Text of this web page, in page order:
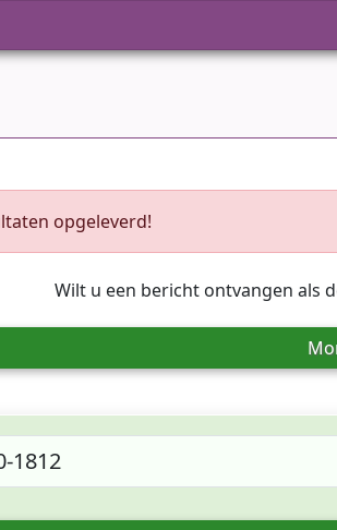
opgeleverd!
Wilt u een bericht ontvangen als